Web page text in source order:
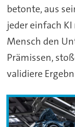
betonte, aus
jeder einfach
Mensch den
Prämissen,
validiere